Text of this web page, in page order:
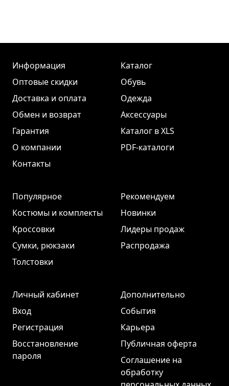
Информация
Оптовые скидки
Доставка и оплата
Обмен и возврат
Гарантия
О компании
Контакты
Каталог
Обувь
Одежда
Аксессуары
Каталог в XLS
PDF-каталоги
Популярное
Костюмы и комплекты
Кроссовки
Сумки, рюкзаки
Толстовки
Рекомендуем
Новинки
Лидеры продаж
Распродажа
Личный кабинет
Вход
Регистрация
Восстановление
пароля
Дополнительно
События
Карьера
Публичная оферта
Соглашение на
обработку